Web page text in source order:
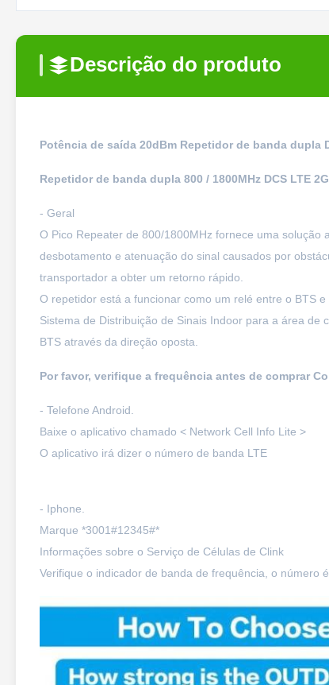
Descrição do produto
Potência de saída 20dBm Repetidor de banda dupla
Repetidor de banda dupla 800 / 1800MHz DCS LTE
- Geral
O Pico Repeater de 800/1800MHz fornece uma
desbotamento e atenuação do sinal causados por
transportador a obter um retorno rápido.
O repetidor está a funcionar como um relé entre o BTS
Sistema de Distribuição de Sinais Indoor para a área
BTS através da direção oposta.
Por favor, verifique a frequência antes de comprar
- Telefone Android.
Baixe o aplicativo chamado < Network Cell Info Lite >
O aplicativo irá dizer o número de banda LTE
- Iphone.
Marque *3001#12345#*
Informações sobre o Serviço de Células de Clink
Verifique o indicador de banda de frequência, o número